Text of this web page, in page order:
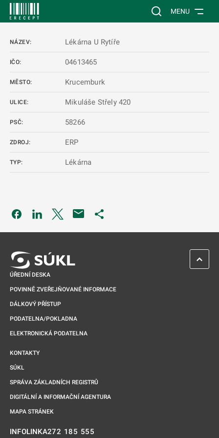
Vyhledávání na
MENU
NÁZEV: Lékárna U Rytíře
IČO: 04613465
MĚSTO: Krucemburk
ULICE: Mikuláše Střely 420
PSČ: 58266
ZDROJ: ERP
TYP: Lékárna
Odkaz se otevře na nové kartě
Odkaz se otevře na nové kartě
Odkaz se otevře na nové kartě
ÚŘEDNÍ DESKA
POVINNĚ ZVEŘEJŇOVANÉ INFORMACE
DÁLKOVÝ PŘÍSTUP
PODATELNA/POKLADNA
ELEKTRONICKÁ PODATELNA
KONTAKTY
SÚKL
SPRÁVA ZÁKLADNÍCH REGISTRŮ
DIGITÁLNÍ A INFORMAČNÍ AGENTURA
MAPA STRÁNEK
INFOLINKA272 185 555
ZPĚT